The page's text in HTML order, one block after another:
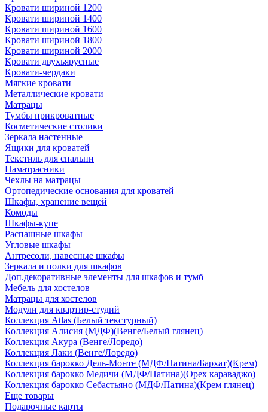
Кровати шириной 1200
Кровати шириной 1400
Кровати шириной 1600
Кровати шириной 1800
Кровати шириной 2000
Кровати двухъярусные
Кровати-чердаки
Мягкие кровати
Металлические кровати
Матрацы
Тумбы прикроватные
Косметические столики
Зеркала настенные
Ящики для кроватей
Текстиль для спальни
Наматрасники
Чехлы на матрацы
Ортопедические основания для кроватей
Шкафы, хранение вещей
Комоды
Шкафы-купе
Распашные шкафы
Угловые шкафы
Антресоли, навесные шкафы
Зеркала и полки для шкафов
Доп.декоративные элементы для шкафов и тумб
Мебель для хостелов
Матрацы для хостелов
Модули для квартир-студий
Коллекция Atlas (Белый текстурный)
Коллекция Алисия (МДФ)(Венге/Белый глянец)
Коллекция Акура (Венге/Лоредо)
Коллекция Лаки (Венге/Лоредо)
Коллекция барокко Дель-Монте (МДФ/Патина/Бархат)(Крем)
Коллекция барокко Медичи (МДФ/Патина)(Орех караваджо)
Коллекция барокко Себастьяно (МДФ/Патина)(Крем глянец)
Еще товары
Подарочные карты